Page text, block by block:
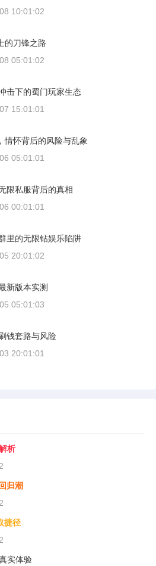
10:01:02
的刀锋之路
05:01:02
击下的蜀门玩家生态
15:01:01
情怀背后的风险与乱象
05:01:01
限私服背后的真相
00:01:01
里的无限钻娱乐陷阱
20:01:02
新版本实测
05:01:03
钱套路与风险
20:01:01
析
归潮
捷径
实体验